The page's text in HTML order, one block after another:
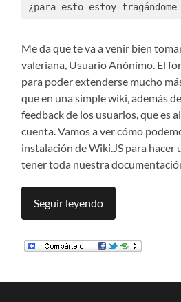
¿para esto estoy
Me da que te va a venir bien
valeriana, Usuario Anónimo. El
para poder extenderse mucho
que en una simple wiki, además
feedback de los usuarios, que es
cuenta. Vamos a ver cómo
instalación de Wiki.JS para hacer
tener toda nuestra
Seguir leyendo